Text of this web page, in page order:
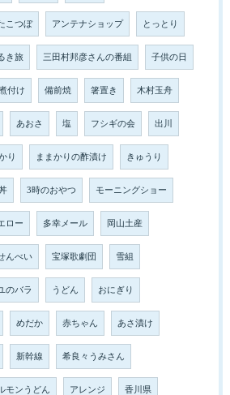
こつぼ アンテナショップ とっとり
き旅 三田村邦彦さんの番組 子供の日
付け 備前焼 箸置き 木村玉舟
あおさ 塩 フシギの会 出川
り ままかりの酢漬け きゅうり
3時のおやつ モーニングショー
ロー 多幸メール 岡山土産
んべい 宝塚歌劇団 雪組
のバラ うどん おにぎり
めだか 赤ちゃん あさ漬け
新幹線 希良々うみさん
モンうどん アレンジ 香川県